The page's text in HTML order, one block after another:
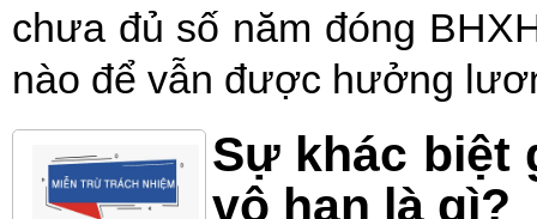
chưa đủ số năm đóng
nào để vẫn được hưởng
Sự khác biệt
vô hạn là gì?